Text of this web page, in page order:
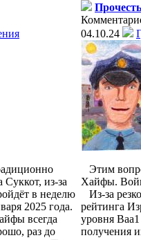
Прочесть
из-за
в неделю
2025 года.
всегда
раз до
04.10.24
Этим
Хайфы.
Из-за
рейтинга
уровня
получения